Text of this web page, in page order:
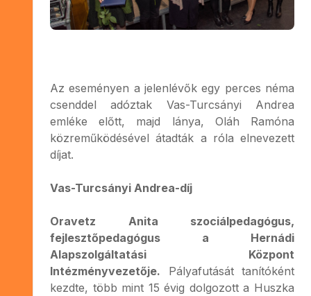
Az eseményen a jelenlévők egy perces néma
csenddel adóztak Vas-Turcsányi Andrea
emléke előtt, majd lánya, Oláh Ramóna
közreműködésével átadták a róla elnevezett
díjat.
Vas-Turcsányi Andrea-díj
Oravetz Anita szociálpedagógus,
fejlesztőpedagógus a Hernádi
Alapszolgáltatási Központ
Intézményvezetője. Pályafutását tanítóként
kezdte, több mint 15 évig dolgozott a Huszka